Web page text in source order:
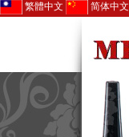
繁體中文 简体中文